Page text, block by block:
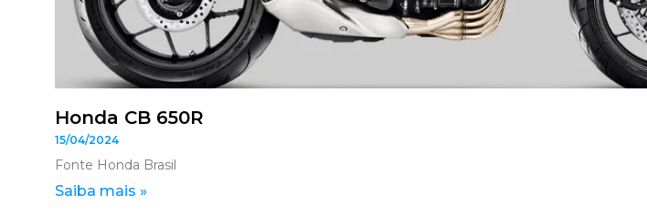
Honda CB 650R
15/04/2024
Fonte Honda Brasil
Saiba mais »